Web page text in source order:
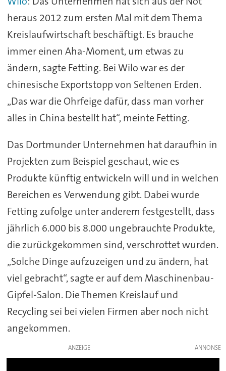
heraus 2012 zum ersten Mal mit dem Thema
Kreislaufwirtschaft beschäftigt. Es brauche
immer einen Aha-Moment, um etwas zu
ändern, sagte Fetting. Bei Wilo war es der
chinesische Exportstopp von Seltenen Erden.
„Das war die Ohrfeige dafür, dass man vorher
alles in China bestellt hat“, meinte Fetting.
Das Dortmunder Unternehmen hat daraufhin in
Projekten zum Beispiel geschaut, wie es
Produkte künftig entwickeln will und in welchen
Bereichen es Verwendung gibt. Dabei wurde
Fetting zufolge unter anderem festgestellt, dass
jährlich 6.000 bis 8.000 ungebrauchte Produkte,
die zurückgekommen sind, verschrottet wurden.
„Solche Dinge aufzuzeigen und zu ändern, hat
viel gebracht“, sagte er auf dem Maschinenbau-
Gipfel-Salon. Die Themen Kreislauf und
Recycling sei bei vielen Firmen aber noch nicht
angekommen.
ANZEIGE